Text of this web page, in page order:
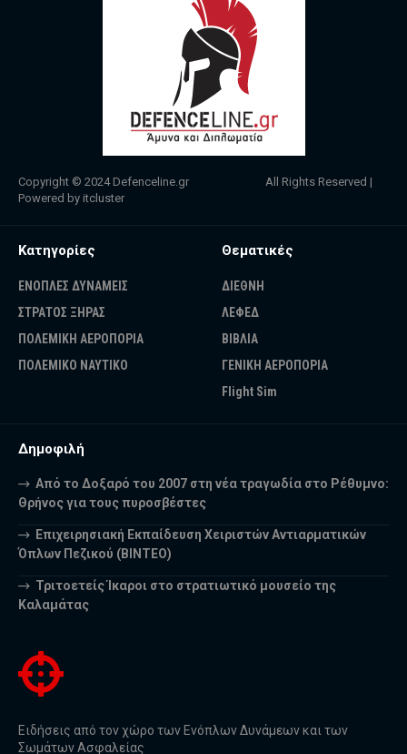
Copyright © 2024 Defenceline.gr All Rights Reserved |
Powered by itcluster
Κατηγορίες
ΕΝΟΠΛΕΣ ΔΥΝΑΜΕΙΣ
ΣΤΡΑΤΟΣ ΞΗΡΑΣ
ΠΟΛΕΜΙΚΗ ΑΕΡΟΠΟΡΙΑ
ΠΟΛΕΜΙΚΟ ΝΑΥΤΙΚΟ
Θεματικές
ΔΙΕΘΝΗ
ΛΕΦΕΔ
ΒΙΒΛΙΑ
ΓΕΝΙΚΗ ΑΕΡΟΠΟΡΙΑ
Flight Sim
Δημοφιλή
Από το Δοξαρό του 2007 στη νέα τραγωδία στο Ρέθυμνο:
Θρήνος για τους πυροσβέστες
Επιχειρησιακή Εκπαίδευση Χειριστών Αντιαρματικών
Όπλων Πεζικού (ΒΙΝΤΕΟ)
Τριτοετείς Ίκαροι στο στρατιωτικό μουσείο της
Καλαμάτας
Ειδήσεις από τον χώρο των Ενόπλων Δυνάμεων και των
Σωμάτων Ασφαλείας